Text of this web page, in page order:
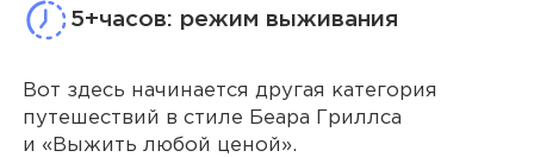
5+часов: режим выживания
Вот здесь начинается другая категория
путешествий в стиле Беара Гриллса
и «Выжить любой ценой».